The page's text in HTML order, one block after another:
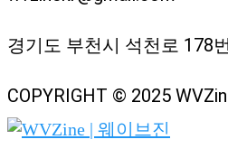
경기도 부천시 석천로 178
COPYRIGHT © 2025